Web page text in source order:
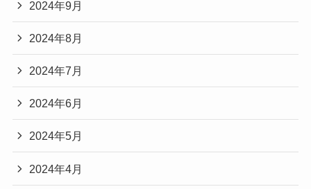
2024年9月
2024年8月
2024年7月
2024年6月
2024年5月
2024年4月